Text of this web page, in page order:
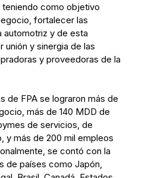
como objetivo
fortalecer las
automotriz y de esta
unión y sinergia de las
y proveedoras de la
de FPA se lograron más de
más de 140 MDD de
de servicios, de
y más de 200 mil empleos
se contó con la
de países como Japón,